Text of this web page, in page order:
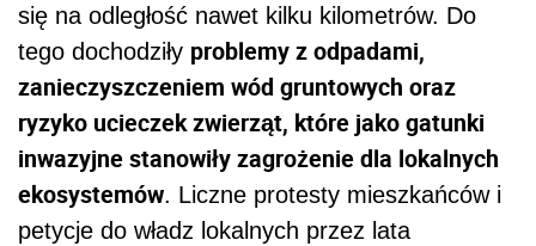
się na odległość nawet kilku kilometrów. Do
tego dochodziły problemy z odpadami,
zanieczyszczeniem wód gruntowych oraz
ryzyko ucieczek zwierząt, które jako gatunki
inwazyjne stanowiły zagrożenie dla lokalnych
ekosystemów. Liczne protesty mieszkańców i
petycje do władz lokalnych przez lata